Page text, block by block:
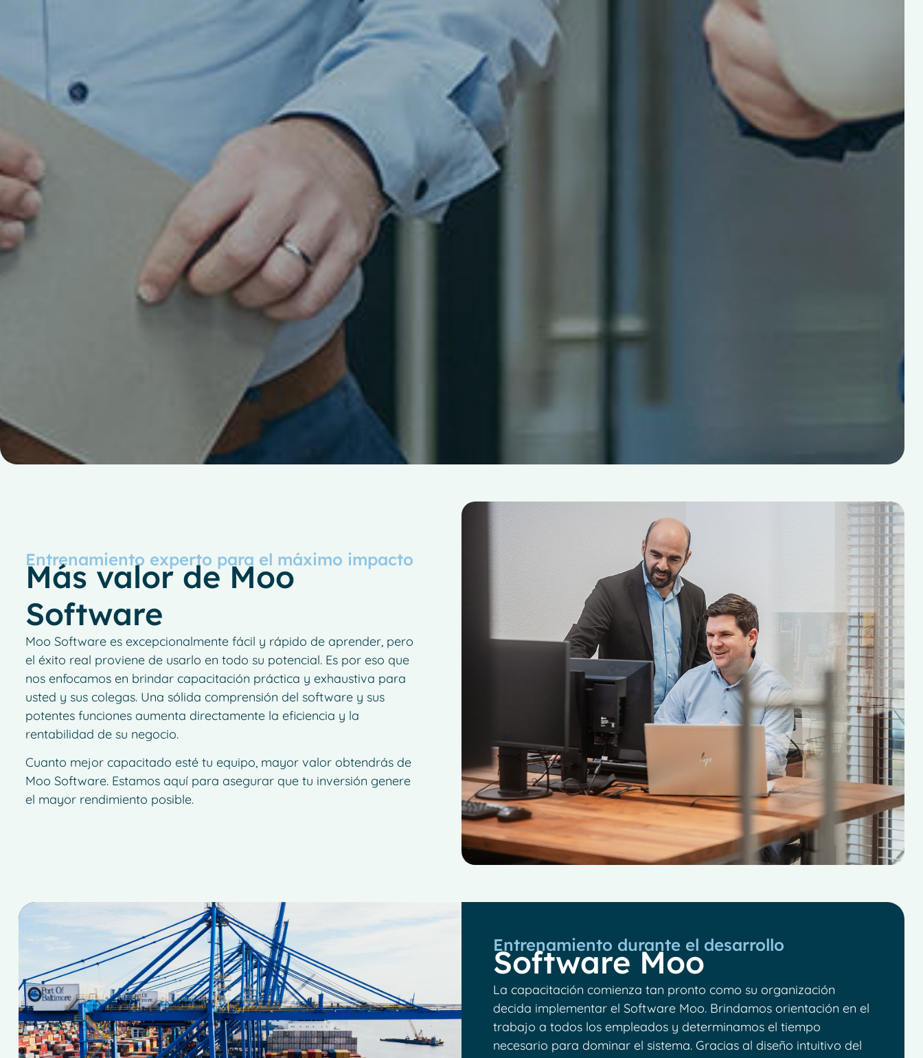
Entrenamiento experto para el máximo impacto
Más valor de Moo
Software
Moo Software es excepcionalmente fácil y rápido de aprender, pero
el éxito real proviene de usarlo en todo su potencial. Es por eso que
nos enfocamos en brindar capacitación práctica y exhaustiva para
usted y sus colegas. Una sólida comprensión del software y sus
potentes funciones aumenta directamente la eficiencia y la
rentabilidad de su negocio.
Cuanto mejor capacitado esté tu equipo, mayor valor obtendrás de
Moo Software. Estamos aquí para asegurar que tu inversión genere
el mayor rendimiento posible.
Entrenamiento durante el desarrollo
Software Moo
La capacitación comienza tan pronto como su organización
decida implementar el Software Moo. Brindamos orientación en el
trabajo a todos los empleados y determinamos el tiempo
necesario para dominar el sistema. Gracias al diseño intuitivo del